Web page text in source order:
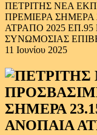
ΠΕΤΡΙΤΗΣ ΝΕΑ
ΠΡΕΜΙΕΡΑ ΣΗΜΕΡΑ
ΑΤΡΑΠΟ 2025
ΣΥΝΩΜΟΣΙΑΣ
11 Ιουνίου 2025